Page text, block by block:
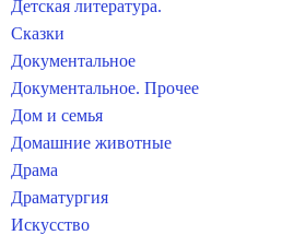
Детская литература.
Сказки
Документальное
Документальное. Прочее
Дом и семья
Домашние животные
Драма
Драматургия
Искусство